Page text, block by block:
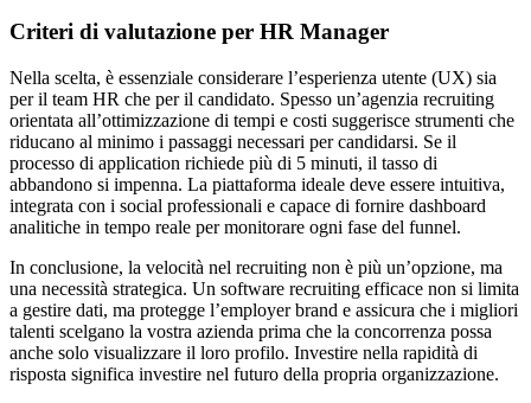
Criteri di valutazione per HR Manager
Nella scelta, è essenziale considerare l’esperienza utente (UX) sia
per il team HR che per il candidato. Spesso un’agenzia recruiting
orientata all’ottimizzazione di tempi e costi suggerisce strumenti che
riducano al minimo i passaggi necessari per candidarsi. Se il
processo di application richiede più di 5 minuti, il tasso di
abbandono si impenna. La piattaforma ideale deve essere intuitiva,
integrata con i social professionali e capace di fornire dashboard
analitiche in tempo reale per monitorare ogni fase del funnel.
In conclusione, la velocità nel recruiting non è più un’opzione, ma
una necessità strategica. Un software recruiting efficace non si limita
a gestire dati, ma protegge l’employer brand e assicura che i migliori
talenti scelgano la vostra azienda prima che la concorrenza possa
anche solo visualizzare il loro profilo. Investire nella rapidità di
risposta significa investire nel futuro della propria organizzazione.